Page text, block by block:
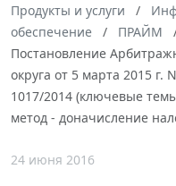
Продукты и услуги
обеспечение
ПРАЙМ
Постановление
округа от 5 марта 2015 г.
1017/2014 (ключевые
метод - доначисление
24 июня 2016